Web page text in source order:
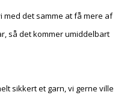
det samme at få mere af
så det kommer umiddelbart
sikkert et garn, vi gerne ville